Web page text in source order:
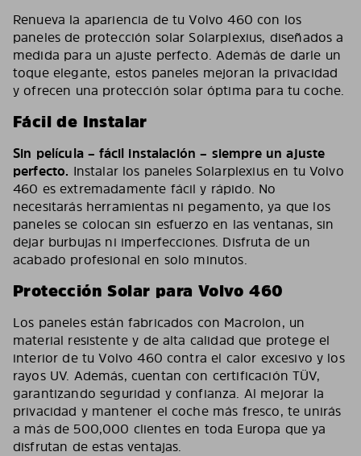
Renueva la apariencia de tu Volvo 460 con los
paneles de protección solar Solarplexius, diseñados a
medida para un ajuste perfecto. Además de darle un
toque elegante, estos paneles mejoran la privacidad
y ofrecen una protección solar óptima para tu coche.
Fácil de Instalar
Sin película – fácil instalación – siempre un ajuste
perfecto. Instalar los paneles Solarplexius en tu Volvo
460 es extremadamente fácil y rápido. No
necesitarás herramientas ni pegamento, ya que los
paneles se colocan sin esfuerzo en las ventanas, sin
dejar burbujas ni imperfecciones. Disfruta de un
acabado profesional en solo minutos.
Protección Solar para Volvo 460
Los paneles están fabricados con Macrolon, un
material resistente y de alta calidad que protege el
interior de tu Volvo 460 contra el calor excesivo y los
rayos UV. Además, cuentan con certificación TÜV,
garantizando seguridad y confianza. Al mejorar la
privacidad y mantener el coche más fresco, te unirás
a más de 500,000 clientes en toda Europa que ya
disfrutan de estas ventajas.